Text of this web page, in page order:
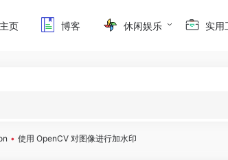
主页 博客 休闲娱乐 实用
• 使用 OpenCV 对图像进行加水印